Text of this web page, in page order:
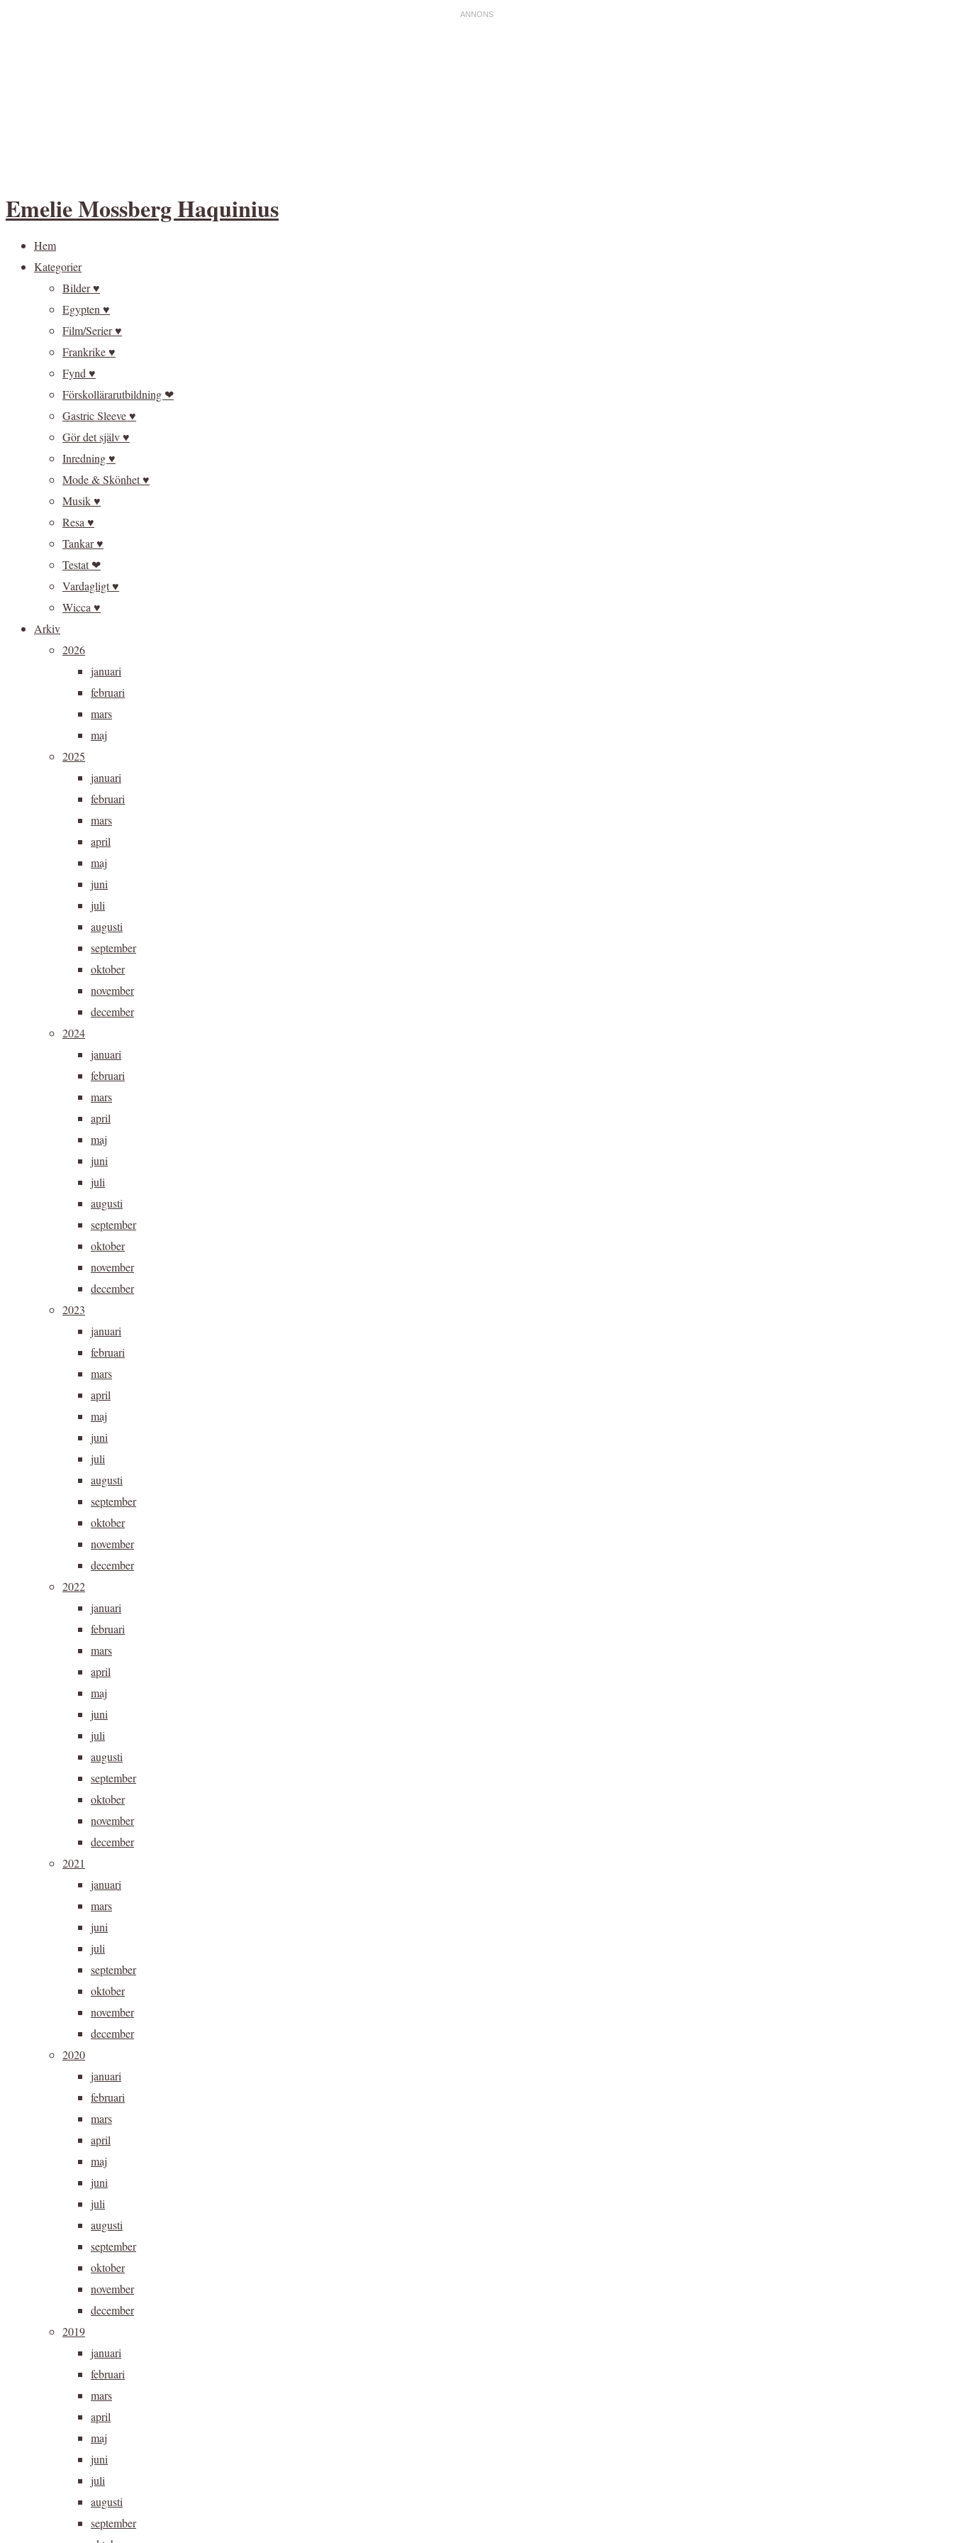
Emelie Mossberg Haquinius
Hem
Kategorier
Bilder ♥
Egypten ♥
Film/Serier ♥
Frankrike ♥
Fynd ♥
Förskollärarutbildning ❤
Gastric Sleeve ♥
Gör det själv ♥
Inredning ♥
Mode & Skönhet ♥
Musik ♥
Resa ♥
Tankar ♥
Testat ❤
Vardagligt ♥
Wicca ♥
Arkiv
2026
januari
februari
mars
maj
2025
januari
februari
mars
april
maj
juni
juli
augusti
september
oktober
november
december
2024
januari
februari
mars
april
maj
juni
juli
augusti
september
oktober
november
december
2023
januari
februari
mars
april
maj
juni
juli
augusti
september
oktober
november
december
2022
januari
februari
mars
april
maj
juni
juli
augusti
september
oktober
november
december
2021
januari
mars
juni
juli
september
oktober
november
december
2020
januari
februari
mars
april
maj
juni
juli
augusti
september
oktober
november
december
2019
januari
februari
mars
april
maj
juni
juli
augusti
september